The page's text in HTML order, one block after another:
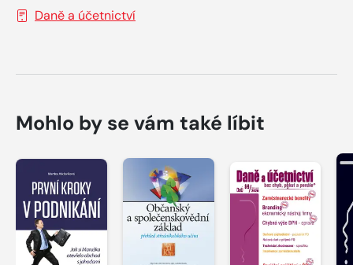
Daně a účetnictví
Mohlo by se vám také líbit